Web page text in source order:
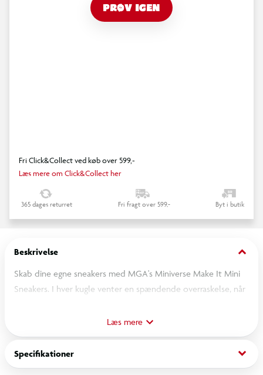
PRØV IGEN
Fri Click&Collect ved køb over 599,-
Læs mere om Click&Collect her
365 dages returret Fri fragt over 599,- Byt i butik
Beskrivelse keyboard_arrow_down
Skab dine egne sneakers med MGA's Miniverse Make It Mini
Sneakers. I hver kugle venter en spændende overraskelse, når
egne minier med rigtige funktioner, og når du er færdig, kan du
forvandle kapslen til et flot udstillingsdisplay, hvor du kan vise
dine kreationer frem. Hver pakke indeholder unikke ting, som
du kan skabe dine egne minisneakers ud af. Fra 8 år.
Læs mere
Specifikationer keyboard_arrow_down